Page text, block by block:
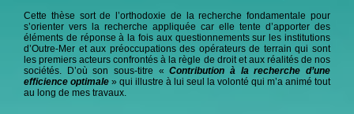
Cette thèse sort de l’orthodoxie de la recherche fondamentale pour
s’orienter vers la recherche appliquée car elle tente d’apporter des
éléments de réponse à la fois aux questionnements sur les institutions
d’Outre-Mer et aux préoccupations des opérateurs de terrain qui sont
les premiers acteurs confrontés à la règle de droit et aux réalités de nos
sociétés. D’où son sous-titre «Contribution à la recherche d’une
efficience optimale » qui illustre à lui seul la volonté qui m’a animé tout
au long de mes travaux.